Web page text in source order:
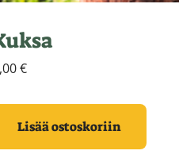
€
Lisää ostoskoriin